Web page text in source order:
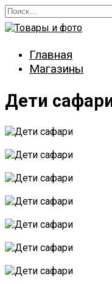
Перейти
к
содержанию
Search
for:
Главная
Магазины
Дети